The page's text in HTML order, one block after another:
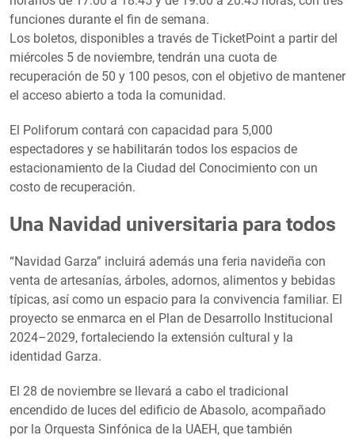
funciones durante el fin de semana.
Los boletos, disponibles a través de TicketPoint a partir del
miércoles 5 de noviembre, tendrán una cuota de
recuperación de 50 y 100 pesos, con el objetivo de mantener
el acceso abierto a toda la comunidad.
El Poliforum contará con capacidad para 5,000
espectadores y se habilitarán todos los espacios de
estacionamiento de la Ciudad del Conocimiento con un
costo de recuperación.
Una Navidad universitaria para todos
“Navidad Garza” incluirá además una feria navideña con
venta de artesanías, árboles, adornos, alimentos y bebidas
típicas, así como un espacio para la convivencia familiar. El
proyecto se enmarca en el Plan de Desarrollo Institucional
2024–2029, fortaleciendo la extensión cultural y la
identidad Garza.
El 28 de noviembre se llevará a cabo el tradicional
encendido de luces del edificio de Abasolo, acompañado
por la Orquesta Sinfónica de la UAEH, que también